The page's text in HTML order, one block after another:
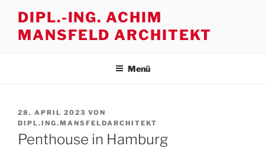
Inhalt
springen
DIPL.-ING. ACHIM
MANSFELD ARCHITEKT
Menü
VERÖFFENTLICHT
AM
28. APRIL 2023 VON
DIPL.ING.MANSFELDARCHITEKT
Penthouse in Hamburg